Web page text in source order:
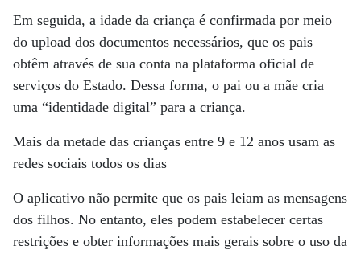
Em seguida, a idade da criança é confirmada por meio
do upload dos documentos necessários, que os pais
obtêm através de sua conta na plataforma oficial de
serviços do Estado. Dessa forma, o pai ou a mãe cria
uma “identidade digital” para a criança.
Mais da metade das crianças entre 9 e 12 anos usam as
redes sociais todos os dias
O aplicativo não permite que os pais leiam as mensagens
dos filhos. No entanto, eles podem estabelecer certas
restrições e obter informações mais gerais sobre o uso da